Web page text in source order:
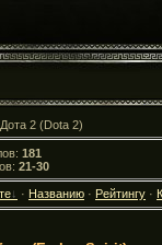
2 (Dota 2)
181
21-30
· Названию · Рейтингу ·